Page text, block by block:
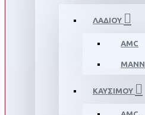
ΛΑΔΙΟΥ
AMC
MANN
ΚΑΥΣΙΜΟΥ